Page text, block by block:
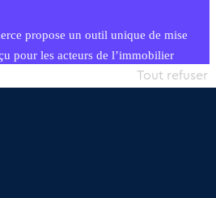
propose un outil unique de mise
pour les acteurs de l’immobilier
territoriales, simple et intégrant
Tout refuser